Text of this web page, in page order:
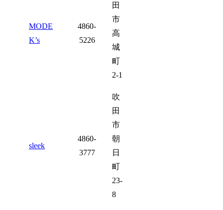
MODE
K’s
4860-
5226
田
市
高
城
町
2-1
sleek
4860-
3777
吹
田
市
朝
日
町
23-
8